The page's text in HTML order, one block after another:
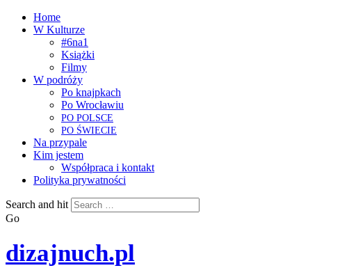
Home
W Kulturze
#6na1
Książki
Filmy
W podróży
Po knajpkach
Po Wrocławiu
PO POLSCE
PO ŚWIECIE
Na przypale
Kim jestem
Współpraca i kontakt
Polityka prywatności
Search and hit
Go
dizajnuch.pl